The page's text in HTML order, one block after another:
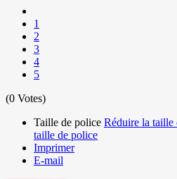
1
2
3
4
5
(0 Votes)
Taille de police Réduire la taille
taille de police
Imprimer
E-mail